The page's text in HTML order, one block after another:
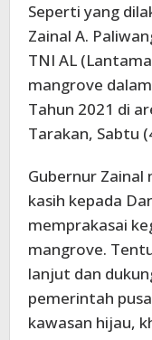
Seperti yang
Zainal A.
TNI AL
mangrove
Tahun 2021 di
Tarakan, Sabtu
Gubernur
kasih kepada
memprakasai
mangrove.
lanjut dan
pemerintah
kawasan hijau,